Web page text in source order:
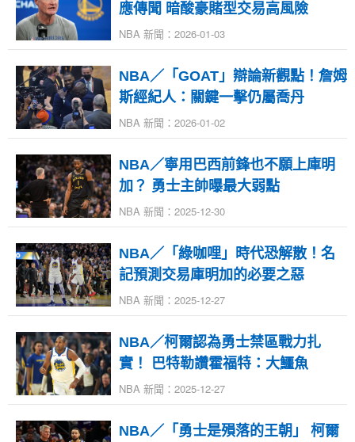
應傳聞 暗酸豪賭型交易高風險
NBA 新聞：2026-01-03
NBA／「GOAT」辯論新觀點！詹姆
斯經紀人：關鍵一擊仍屬喬丹
NBA 新聞：2026-01-02
NBA／寧用巴西前鋒也不願上庫明
加？ 勇士主帥曝最大弱點
NBA 新聞：2025-12-30
NBA／「綠咖哩」時代恐解散！名
記預測交易庫明加的必要之惡
NBA 新聞：2025-12-27
NBA／柯爾認為勇士禁區戰力扎
實！ 巴特勒讚霍福特：大鱷魚
NBA 新聞：2025-12-27
NBA／「勇士是殞落的王朝」 柯爾